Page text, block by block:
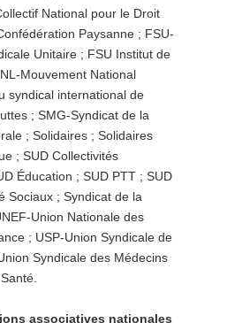
National pour le Droit
Paysanne ; FSU-
Unitaire ; FSU Institut de
Mouvement National
syndical international de
; SMG-Syndicat de la
; Solidaires ; Solidaires
; SUD Collectivités
Éducation ; SUD PTT ; SUD
Sociaux ; Syndicat de la
Union Nationale des
; USP-Union Syndicale de
Syndicale des Médecins
associatives nationales